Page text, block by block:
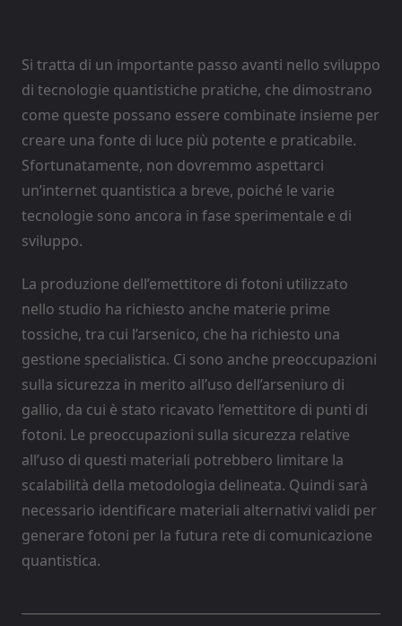
Si tratta di un importante passo avanti nello sviluppo
di tecnologie quantistiche pratiche, che dimostrano
come queste possano essere combinate insieme per
creare una fonte di luce più potente e praticabile.
Sfortunatamente, non dovremmo aspettarci
un’internet quantistica a breve, poiché le varie
tecnologie sono ancora in fase sperimentale e di
sviluppo.
La produzione dell’emettitore di fotoni utilizzato
nello studio ha richiesto anche materie prime
tossiche, tra cui l’arsenico, che ha richiesto una
gestione specialistica. Ci sono anche preoccupazioni
sulla sicurezza in merito all’uso dell’arseniuro di
gallio, da cui è stato ricavato l’emettitore di punti di
fotoni. Le preoccupazioni sulla sicurezza relative
all’uso di questi materiali potrebbero limitare la
scalabilità della metodologia delineata. Quindi sarà
necessario identificare materiali alternativi validi per
generare fotoni per la futura rete di comunicazione
quantistica.